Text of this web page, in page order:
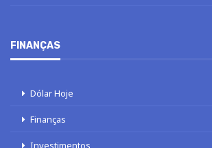
FINANÇAS
Dólar Hoje
Finanças
Investimentos